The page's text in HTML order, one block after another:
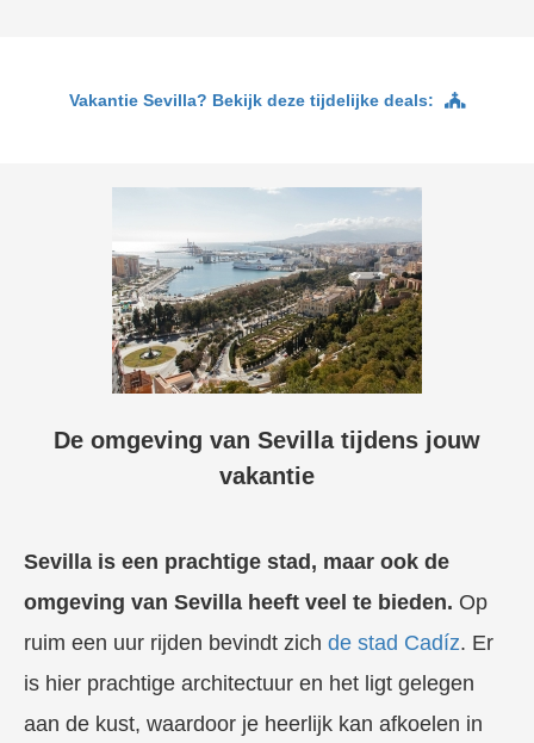
Vakantie Sevilla? Bekijk deze tijdelijke deals:
De omgeving van Sevilla tijdens jouw
vakantie
Sevilla is een prachtige stad, maar ook de
omgeving van Sevilla heeft veel te bieden. Op
ruim een uur rijden bevindt zich de stad Cadíz. Er
is hier prachtige architectuur en het ligt gelegen
aan de kust, waardoor je heerlijk kan afkoelen in